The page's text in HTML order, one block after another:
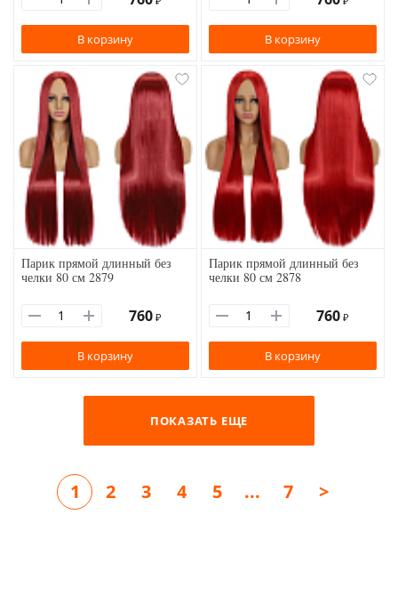
В корзину В корзину
Парик прямой длинный без
челки 80 см 2879
760 ₽
В корзину
Парик прямой длинный без
челки 80 см 2878
760 ₽
В корзину
ПОКАЗАТЬ ЕЩЕ
1 2 3 4 5 ... 7 >